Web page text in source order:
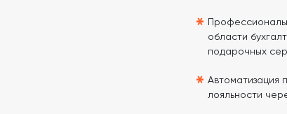
* области
подарочных
* Автоматизация
лояльности